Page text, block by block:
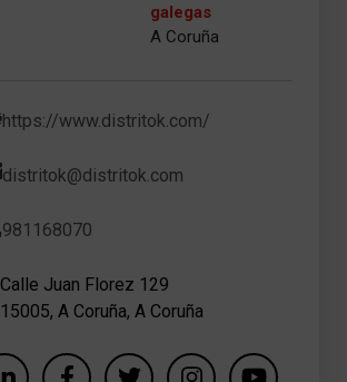
galegas
A Coruña
https://www.distritok.com/
distritok@distritok.com
981168070
Calle Juan Florez 129
15005, A Coruña, A Coruña